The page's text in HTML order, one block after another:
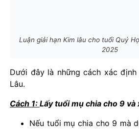
Luận giải hạn Kim lâu cho tuổi Quý
2025
Dưới đây là những cách xác định
Lâu.
Cách 1: Lấy tuổi mụ chia cho 9 và
Nếu tuổi mụ chia cho 9 mà